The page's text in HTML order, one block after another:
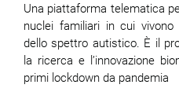
Una piattaforma telematica
nuclei familiari in cui
dello spettro autistico. È il
la ricerca e l’innovazione
primi lockdown da pandemia